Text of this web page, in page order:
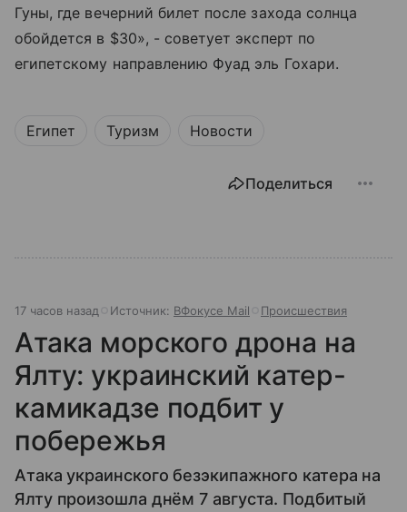
Гуны, где вечерний билет после захода солнца
обойдется в $30», - советует эксперт по
египетскому направлению Фуад эль Гохари.
Египет Туризм Новости
Поделиться
17 часов назад Источник: ВФокусе Mail Происшествия
Атака морского дрона на
Ялту: украинский катер-
камикадзе подбит у
побережья
Атака украинского безэкипажного катера на
Ялту произошла днём 7 августа. Подбитый